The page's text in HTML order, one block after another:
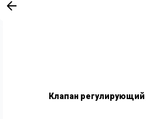
Клапан регулирующий